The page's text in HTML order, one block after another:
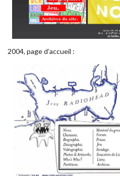
2004, page d’accueil :